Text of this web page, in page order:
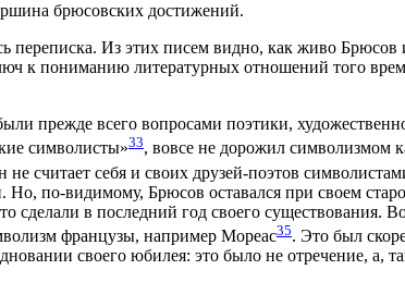
брюсовских достижений.
Из этих писем видно, как живо Брюсов
к пониманию литературных отношений того
прежде всего вопросами поэтики,
символисты»33, вовсе не дорожил символизмом
считает себя и своих друзей-поэтов
по-видимому, Брюсов оставался при своем
сделали в последний год своего существования.
французы, например Мореас35. Это был
своего юбилея: это было не отречение, а,